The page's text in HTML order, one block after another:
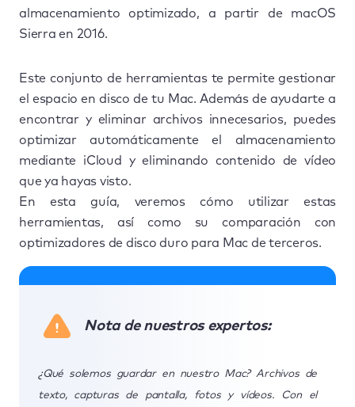
almacenamiento optimizado, a partir de macOS
Sierra en 2016.
Este conjunto de herramientas te permite gestionar
el espacio en disco de tu Mac. Además de ayudarte a
encontrar y eliminar archivos innecesarios, puedes
optimizar automáticamente el almacenamiento
mediante iCloud y eliminando contenido de vídeo
que ya hayas visto.
En esta guía, veremos cómo utilizar estas
herramientas, así como su comparación con
optimizadores de disco duro para Mac de terceros.
Nota de nuestros expertos:
¿Qué solemos guardar en nuestro Mac? Archivos de
texto, capturas de pantalla, fotos y vídeos. Con el